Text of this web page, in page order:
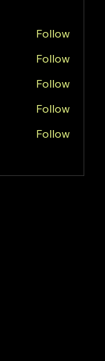
Follow
Follow
Follow
Follow
Follow